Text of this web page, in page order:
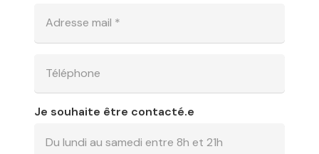
Je souhaite être contacté.e